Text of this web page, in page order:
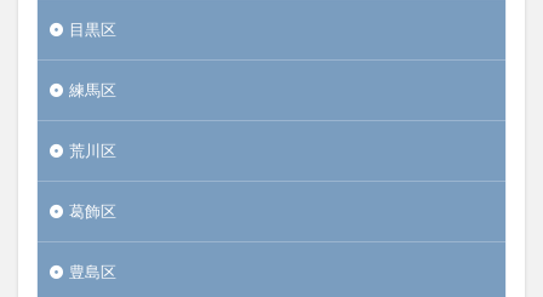
目黒区
練馬区
荒川区
葛飾区
豊島区